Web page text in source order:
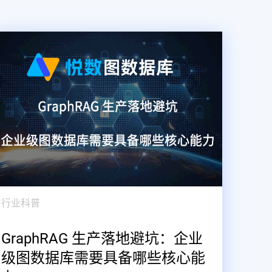
行业科普
GraphRAG 生产落地避坑：企业
级图数据库需要具备哪些核心能